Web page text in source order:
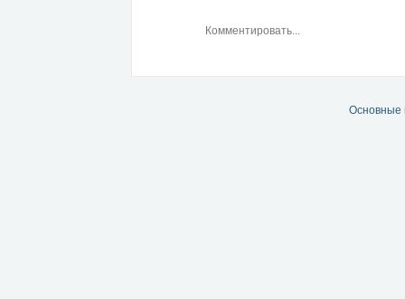
Основные